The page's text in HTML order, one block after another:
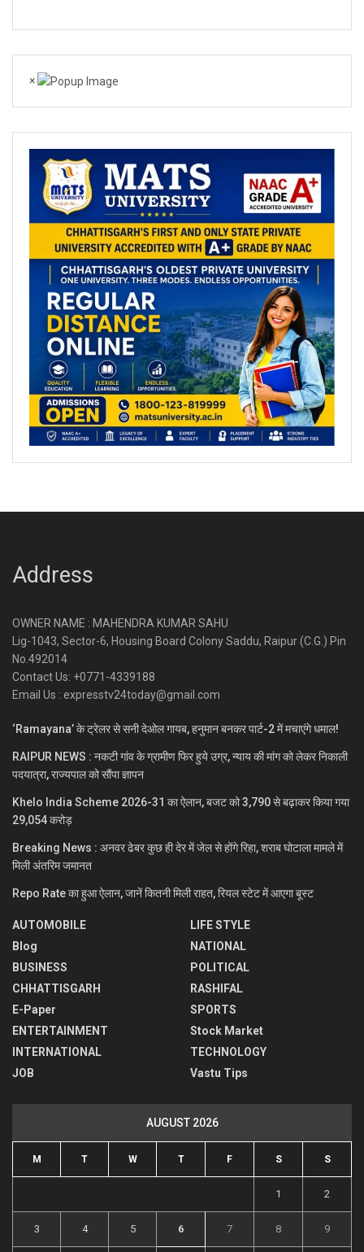
×
Address
OWNER NAME : MAHENDRA KUMAR SAHU
Lig-1043, Sector-6, Housing Board Colony Saddu, Raipur (C.G.) Pin
No.492014
Contact Us: +0771-4339188
Email Us : expresstv24today@gmail.com
‘Ramayana’ के ट्रेलर से सनी देओल गायब, हनुमान बनकर पार्ट-2 में मचाएंगे धमाल!
RAIPUR NEWS : नकटी गांव के ग्रामीण फिर हुये उग्र, न्याय की मांग को लेकर निकाली
पदयात्रा, राज्यपाल को सौंपा ज्ञापन
Khelo India Scheme 2026-31 का ऐलान, बजट को 3,790 से बढ़ाकर किया गया
29,054 करोड़
Breaking News : अनवर ढेबर कुछ ही देर में जेल से होंगे रिहा, शराब घोटाला मामले में
मिली अंतरिम जमानत
Repo Rate का हुआ ऐलान, जानें कितनी मिली राहत, रियल स्टेट में आएगा बूस्ट
AUTOMOBILE
Blog
BUSINESS
CHHATTISGARH
E-Paper
ENTERTAINMENT
INTERNATIONAL
JOB
LIFE STYLE
NATIONAL
POLITICAL
RASHIFAL
SPORTS
Stock Market
TECHNOLOGY
Vastu Tips
AUGUST 2026
M T W T F S S
1 2
3 4 5 6 7 8 9